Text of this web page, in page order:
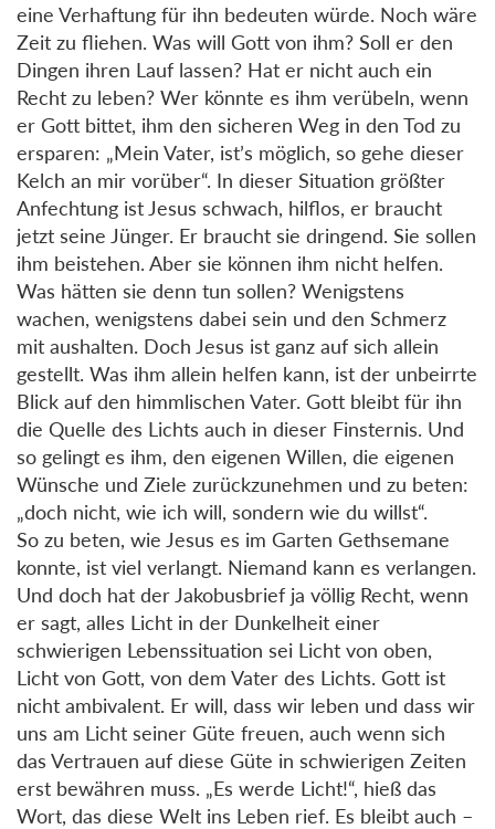
eine Verhaftung für ihn bedeuten würde. Noch wäre
Zeit zu fliehen. Was will Gott von ihm? Soll er den
Dingen ihren Lauf lassen? Hat er nicht auch ein
Recht zu leben? Wer könnte es ihm verübeln, wenn
er Gott bittet, ihm den sicheren Weg in den Tod zu
ersparen: „Mein Vater, ist’s möglich, so gehe dieser
Kelch an mir vorüber“. In dieser Situation größter
Anfechtung ist Jesus schwach, hilflos, er braucht
jetzt seine Jünger. Er braucht sie dringend. Sie sollen
ihm beistehen. Aber sie können ihm nicht helfen.
Was hätten sie denn tun sollen? Wenigstens
wachen, wenigstens dabei sein und den Schmerz
mit aushalten. Doch Jesus ist ganz auf sich allein
gestellt. Was ihm allein helfen kann, ist der unbeirrte
Blick auf den himmlischen Vater. Gott bleibt für ihn
die Quelle des Lichts auch in dieser Finsternis. Und
so gelingt es ihm, den eigenen Willen, die eigenen
Wünsche und Ziele zurückzunehmen und zu beten:
„doch nicht, wie ich will, sondern wie du willst“.
So zu beten, wie Jesus es im Garten Gethsemane
konnte, ist viel verlangt. Niemand kann es verlangen.
Und doch hat der Jakobusbrief ja völlig Recht, wenn
er sagt, alles Licht in der Dunkelheit einer
schwierigen Lebenssituation sei Licht von oben,
Licht von Gott, von dem Vater des Lichts. Gott ist
nicht ambivalent. Er will, dass wir leben und dass wir
uns am Licht seiner Güte freuen, auch wenn sich
das Vertrauen auf diese Güte in schwierigen Zeiten
erst bewähren muss. „Es werde Licht!“, hieß das
Wort, das diese Welt ins Leben rief. Es bleibt auch –